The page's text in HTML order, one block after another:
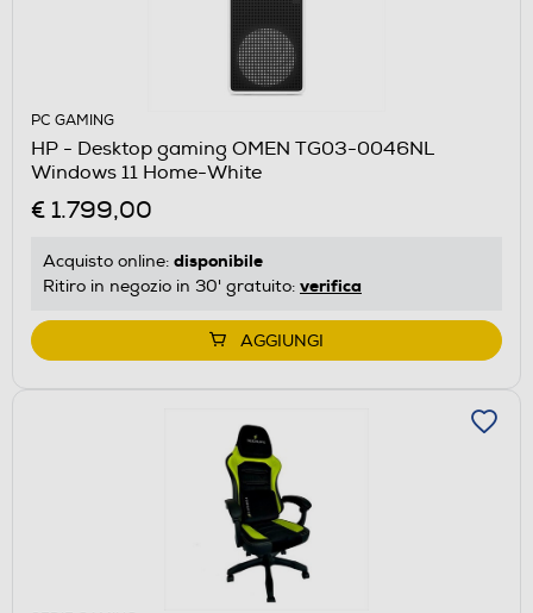
PC GAMING
HP - Desktop gaming OMEN TG03-0046NL
Windows 11 Home-White
€ 1.799,00
Acquisto online: disponibile
Ritiro in negozio in 30' gratuito: verifica
AGGIUNGI